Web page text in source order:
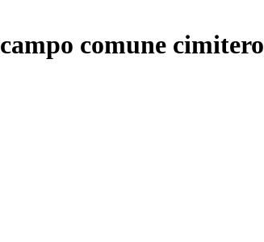
comune cimitero